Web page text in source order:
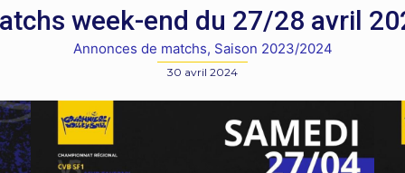
week-end du 27/28 avril
Annonces de matchs, Saison 2023/2024
30 avril 2024